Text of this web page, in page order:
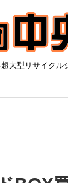
大型リサイク